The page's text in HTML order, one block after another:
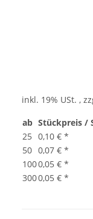
inkl. 19% USt. ,
ab Stückpreis /
25 0,10 € *
50 0,07 € *
1000,05 € *
3000,05 € *